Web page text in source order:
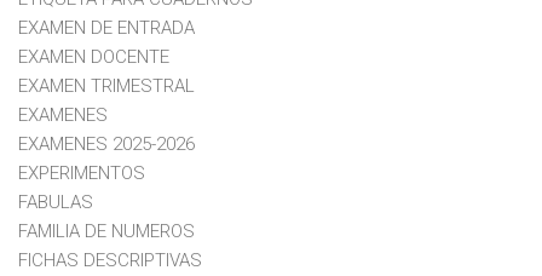
EXAMEN DE ENTRADA
EXAMEN DOCENTE
EXAMEN TRIMESTRAL
EXAMENES
EXAMENES 2025-2026
EXPERIMENTOS
FABULAS
FAMILIA DE NUMEROS
FICHAS DESCRIPTIVAS